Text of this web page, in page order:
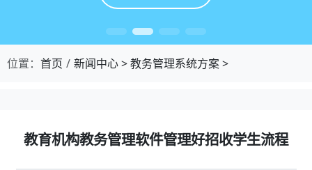
位置： 首页 新闻中心>教务管理系统方案>
教育机构教务管理软件管理好招收学生流程